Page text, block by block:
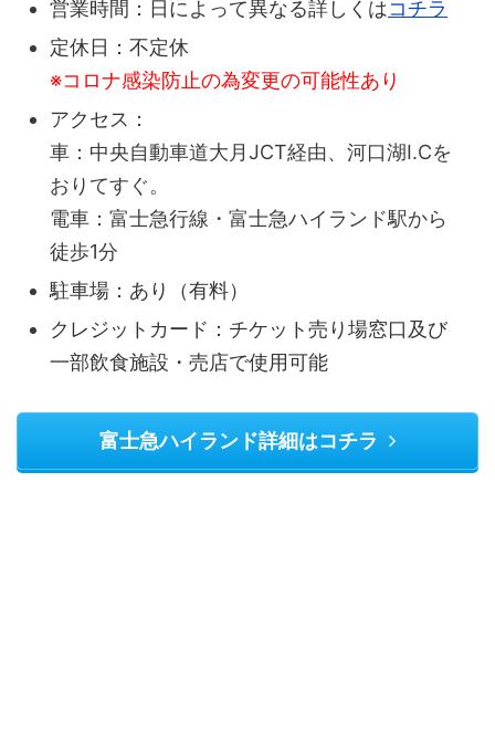
営業時間：日によって異なる詳しくはコチラ
定休日：不定休
※コロナ感染防止の為変更の可能性あり
アクセス：
車：中央自動車道大月JCT経由、河口湖I.Cを
おりてすぐ。
電車：富士急行線・富士急ハイランド駅から
徒歩1分
駐車場：あり（有料）
クレジットカード：チケット売り場窓口及び
一部飲食施設・売店で使用可能
富士急ハイランド詳細はコチラ